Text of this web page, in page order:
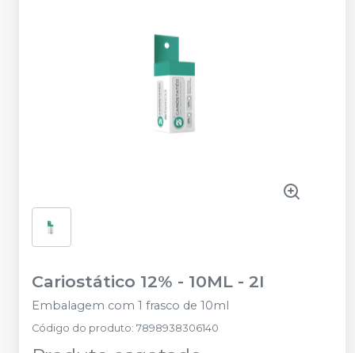
Cariostático 12% - 10ML - 2I
Embalagem com 1 frasco de 10ml
Código do produto: 7898938306140